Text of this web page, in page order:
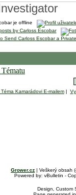
Téma Kamarádovi E-mailem |
Grower.cz | Veškerý obsah
Powered by: vBulletin -
Design, Custom